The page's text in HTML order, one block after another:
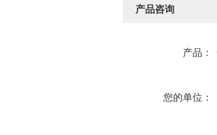
产品咨询
产品：
您的单位：